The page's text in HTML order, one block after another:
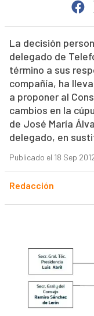
La decisión
delegado de
término a sus
compañía, ha
a proponer al
cambios en la
de José María
delegado, en
Publicado el 18 Sep
Redacción